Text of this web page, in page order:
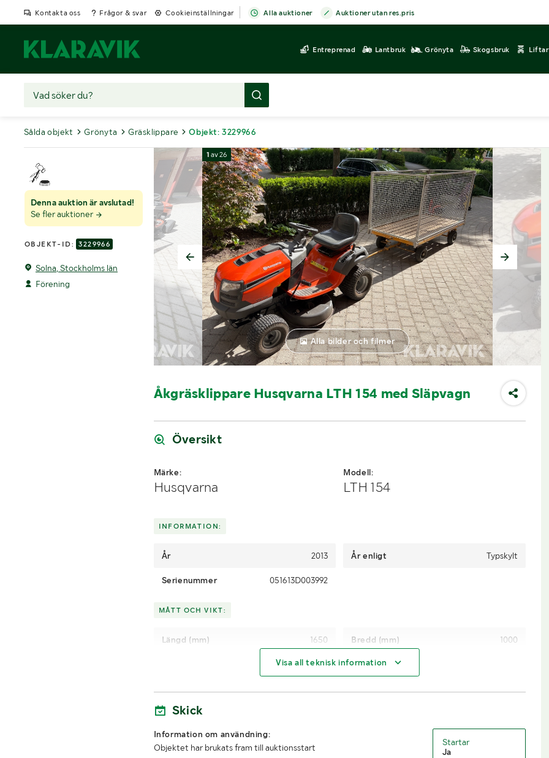
Kontakta oss Frågor & svar Cookieinställningar Alla auktioner Auktioner utan res.pris
Entreprenad Lantbruk Grönyta Skogsbruk Liftar
Sålda objekt Grönyta Gräsklippare Objekt: 3229966
Denna auktion är avslutad!
Se fler auktioner
OBJEKT-ID: 3229966
Solna, Stockholms län
Förening
1 av26
Alla bilder och filmer
Åkgräsklippare Husqvarna LTH 154 med Släpvagn
Översikt
Märke:
Husqvarna
Modell:
LTH 154
INFORMATION:
År 2013 År enligt Typskylt
Serienummer 051613D003992
MÅTT OCH VIKT:
Längd (mm) 1650 Bredd (mm) 1000
1020
Visa all teknisk information
Skick
Information om användning:
Objektet har brukats fram till auktionsstart
Startar
Ja